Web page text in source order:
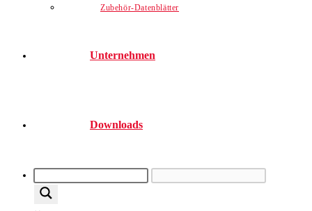
Zubehör-Datenblätter
Unternehmen
Downloads